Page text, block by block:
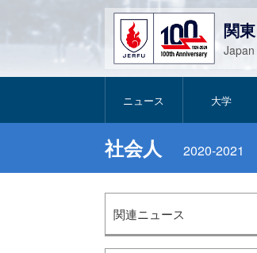
関
ニュース 大学
社会人 2020-2021
関連ニュース